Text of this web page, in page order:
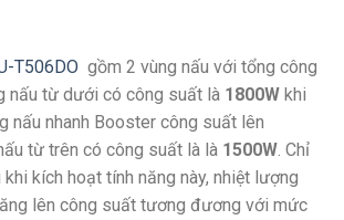
T506DO gồm 2 vùng nấu với tổng công
nấu từ dưới có công suất là 1800W khi
nấu nhanh Booster công suất lên
từ trên có công suất là là 1500W . Chỉ
kích hoạt tính năng này, nhiệt lượng
lên công suất tương đương với mức